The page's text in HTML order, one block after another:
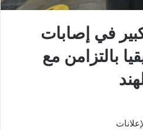
كبير في إصابات
بالتزامن مع